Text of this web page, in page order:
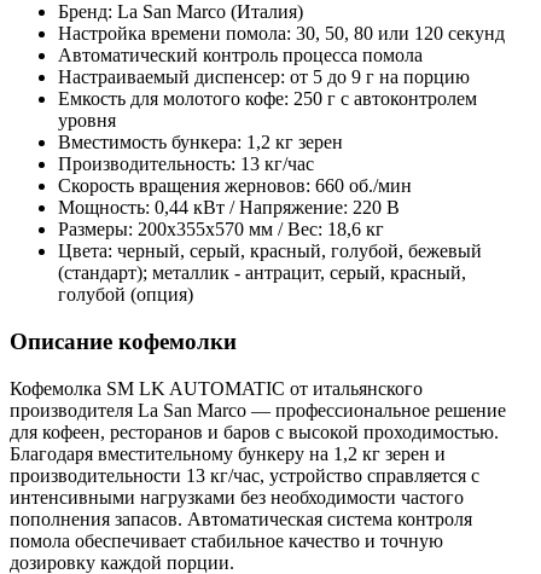
Бренд: La San Marco (Италия)
Настройка времени помола: 30, 50, 80 или 120 секунд
Автоматический контроль процесса помола
Настраиваемый диспенсер: от 5 до 9 г на порцию
Емкость для молотого кофе: 250 г с автоконтролем
уровня
Вместимость бункера: 1,2 кг зерен
Производительность: 13 кг/час
Скорость вращения жерновов: 660 об./мин
Мощность: 0,44 кВт / Напряжение: 220 В
Размеры: 200x355x570 мм / Вес: 18,6 кг
Цвета: черный, серый, красный, голубой, бежевый
(стандарт); металлик - антрацит, серый, красный,
голубой (опция)
Описание кофемолки
Кофемолка SM LK AUTOMATIC от итальянского
производителя La San Marco — профессиональное решение
для кофеен, ресторанов и баров с высокой проходимостью.
Благодаря вместительному бункеру на 1,2 кг зерен и
производительности 13 кг/час, устройство справляется с
интенсивными нагрузками без необходимости частого
пополнения запасов. Автоматическая система контроля
помола обеспечивает стабильное качество и точную
дозировку каждой порции.